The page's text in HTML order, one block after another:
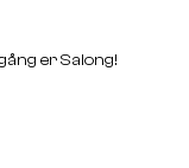
er Salong!